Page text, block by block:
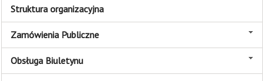
Struktura organizacyjna
Zamówienia Publiczne
Obsługa Biuletynu